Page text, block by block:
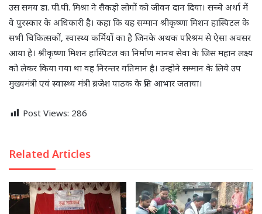
उस समय डा. पी.पी. मिश्रा ने सैकड़ो लोगों को जीवन दान दिया। सच्चे अर्था में
वे पुरस्कार के अधिकारी है। कहा कि यह सम्मान श्रीकृष्णा मिशन हास्पिटल के
सभी चिकित्सकों, स्वास्थ्य कर्मियों का है जिनके अथक परिश्रम से ऐसा अवसर
आया है। श्रीकृष्णा मिशन हास्पिटल का निर्माण मानव सेवा के जिस महान लक्ष्य
को लेकर किया गया था वह निरन्तर गतिमान है। उन्होने सम्मान के लिये उप
मुख्यमंत्री एवं स्वास्थ्य मंत्री ब्रजेश पाठक के प्रति आभार जताया।
Post Views: 286
Related Articles